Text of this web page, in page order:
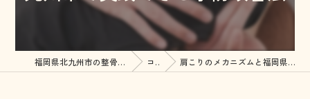
福岡県北九州市の整骨院ならアトラク戸畑整骨院 コラム 肩こりのメカニズムと福岡県北九州市で実践できる予防改善法